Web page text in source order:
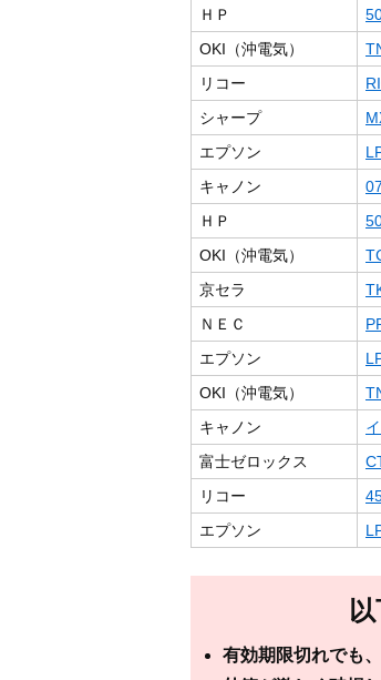
ＨＰ
OKI（沖電気）
リコー
シャープ
エプソン
キャノン
ＨＰ
OKI（沖電気）
京セラ
ＮＥＣ
エプソン
OKI（沖電気）
キャノン
富士ゼロックス
リコー
エプソン
有効期限切れでも